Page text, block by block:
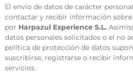
El envío de datos de carácter
contactar y recibir información
por Harpazul Experience S.L.
datos personales solicitados o el no
política de protección de datos
suscribirse, registrarse o recibir
servicios.